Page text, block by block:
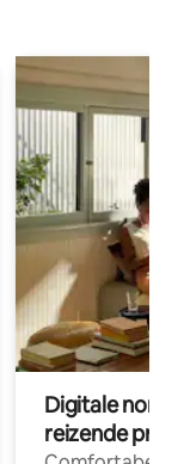
Digitale
reizende